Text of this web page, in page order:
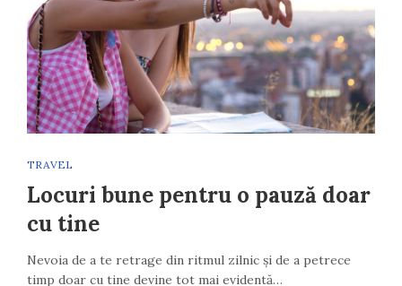
TRAVEL
Locuri bune pentru o pauză doar
cu tine
Nevoia de a te retrage din ritmul zilnic și de a petrece
timp doar cu tine devine tot mai evidentă…